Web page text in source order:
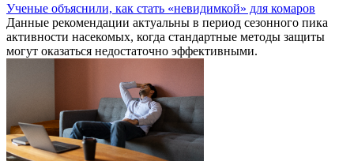
Ученые объяснили, как стать «невидимкой» для комаров
Данные рекомендации актуальны в период сезонного пика
активности насекомых, когда стандартные методы защиты
могут оказаться недостаточно эффективными.